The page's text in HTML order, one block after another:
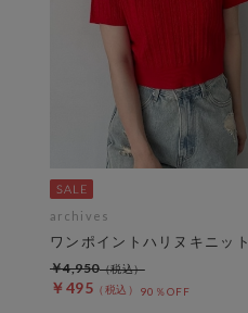
archives
ワンポイントハリヌキニット
￥495 90％OFF
￥4,950